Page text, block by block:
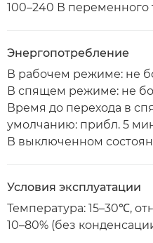
100–240 В переменного
Энергопотребление
В рабочем режиме: не
В спящем режиме: не
Время до перехода в
умолчанию: прибл. 5
В выключенном
Условия эксплуатации
Температура: 15–30℃,
10–80% (без